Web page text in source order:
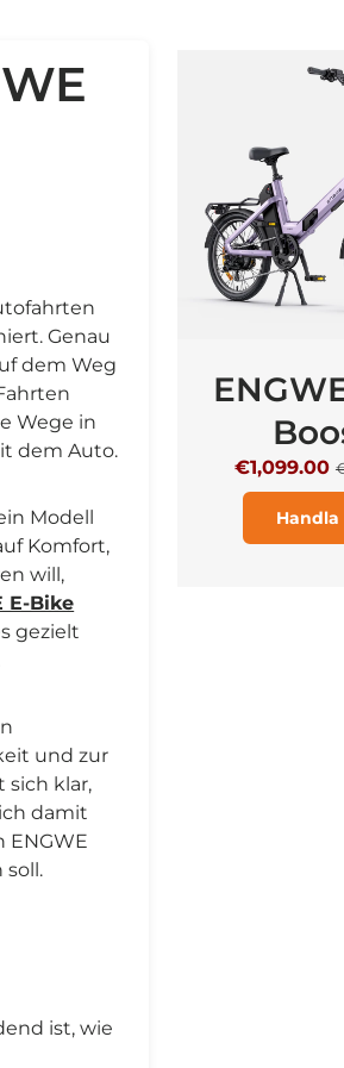
Genau
dem Weg
Wege in
dem Auto.
Modell
Komfort,
will,
E-Bike
gezielt
und zur
sich klar,
damit
ENGWE
soll.
ist, wie
€1,099.00
Handla